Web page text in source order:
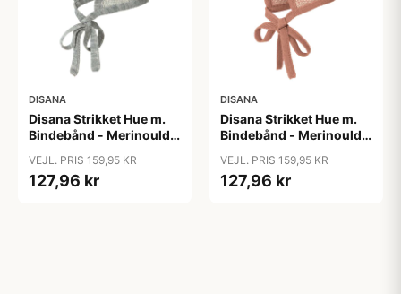
DISANA
Disana Strikket Hue m.
Bindebånd - Merinould -
VEJL. PRIS 159,95 KR
127,96 kr
DISANA
Disana Strikket Hue m.
Bindebånd - Merinould -
VEJL. PRIS 159,95 KR
127,96 kr